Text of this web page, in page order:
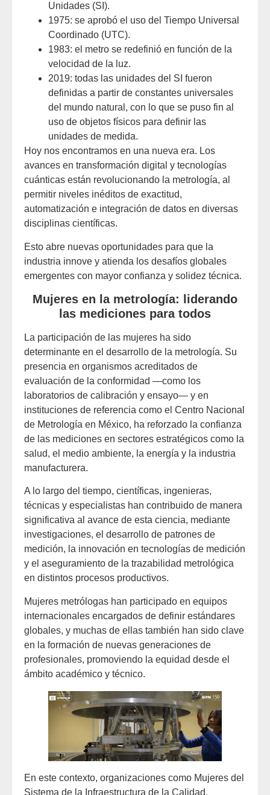
Unidades (SI).
1975: se aprobó el uso del Tiempo Universal
Coordinado (UTC).
1983: el metro se redefinió en función de la
velocidad de la luz.
2019: todas las unidades del SI fueron
definidas a partir de constantes universales
del mundo natural, con lo que se puso fin al
uso de objetos físicos para definir las
unidades de medida.
Hoy nos encontramos en una nueva era. Los
avances en transformación digital y tecnologías
cuánticas están revolucionando la metrología, al
permitir niveles inéditos de exactitud,
automatización e integración de datos en diversas
disciplinas científicas.
Esto abre nuevas oportunidades para que la
industria innove y atienda los desafíos globales
emergentes con mayor confianza y solidez técnica.
Mujeres en la metrología: liderando
las mediciones para todos
La participación de las mujeres ha sido
determinante en el desarrollo de la metrología. Su
presencia en organismos acreditados de
evaluación de la conformidad —como los
laboratorios de calibración y ensayo— y en
instituciones de referencia como el Centro Nacional
de Metrología en México, ha reforzado la confianza
de las mediciones en sectores estratégicos como la
salud, el medio ambiente, la energía y la industria
manufacturera.
A lo largo del tiempo, científicas, ingenieras,
técnicas y especialistas han contribuido de manera
significativa al avance de esta ciencia, mediante
investigaciones, el desarrollo de patrones de
medición, la innovación en tecnologías de medición
y el aseguramiento de la trazabilidad metrológica
en distintos procesos productivos.
Mujeres metrólogas han participado en equipos
internacionales encargados de definir estándares
globales, y muchas de ellas también han sido clave
en la formación de nuevas generaciones de
profesionales, promoviendo la equidad desde el
ámbito académico y técnico.
En este contexto, organizaciones como Mujeres del
Sistema de la Infraestructura de la Calidad,